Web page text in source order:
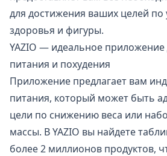
для достижения ваших целей
здоровья и фигуры.
YAZIO — идеальное приложение
питания и похудения
Приложение предлагает вам
питания, который может быть
цели по снижению веса или
массы. В YAZIO вы найдете
более 2 миллионов продуктов,